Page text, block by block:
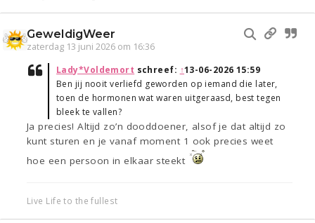
GeweldigWeer
zaterdag 13 juni 2026 om 16:36
Lady*Voldemort schreef: ↑13-06-2026 15:59
Ben jij nooit verliefd geworden op iemand die later,
toen de hormonen wat waren uitgeraasd, best tegen
bleek te vallen?
Ja precies! Altijd zo’n dooddoener, alsof je dat altijd zo
kunt sturen en je vanaf moment 1 ook precies weet
hoe een persoon in elkaar steekt
Live Life to the fullest